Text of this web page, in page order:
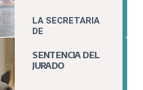
LA SECRETARIA
DE
O PRESENTE EN
LAS JORNADAS
SENTENCIA DEL
JURADO